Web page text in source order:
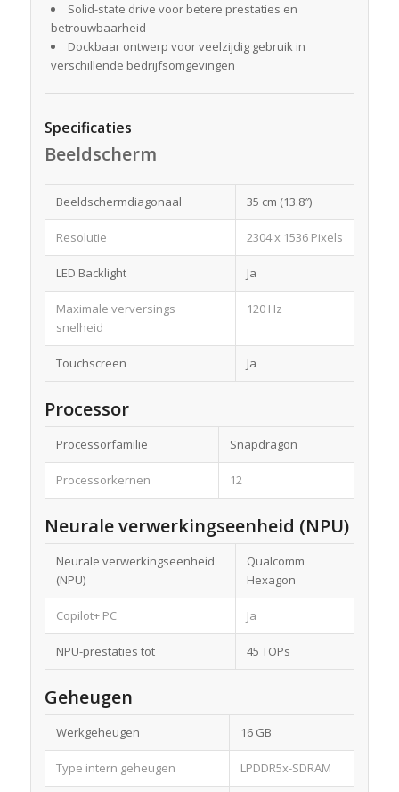
Solid-state drive voor betere prestaties en
betrouwbaarheid
Dockbaar ontwerp voor veelzijdig gebruik in
verschillende bedrijfsomgevingen
Specificaties
Beeldscherm
Beeldschermdiagonaal 35 cm (13.8″)
Resolutie 2304 x 1536 Pixels
LED Backlight Ja
Maximale verversings
snelheid
120 Hz
Touchscreen Ja
Processor
Processorfamilie Snapdragon
Processorkernen 12
Neurale verwerkingseenheid (NPU)
Neurale verwerkingseenheid
(NPU)
Qualcomm
Hexagon
Copilot+ PC Ja
NPU-prestaties tot 45 TOPs
Geheugen
Werkgeheugen 16 GB
Type intern geheugen LPDDR5x-SDRAM